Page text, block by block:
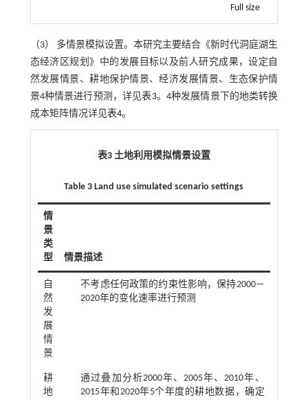
Full size
（3） 多情景模拟设置。本研究主要结合《新时代洞庭湖生
态经济区规划》中的发展目标以及前人研究成果，设定自
然发展情景、耕地保护情景、经济发展情景、生态保护情
景4种情景进行预测，详见表3。4种发展情景下的地类转换
成本矩阵情况详见表4。
表3 土地利用模拟情景设置
Table 3 Land use simulated scenario settings
情
景
类
型
情景描述
自
然
发
展
情
景
不考虑任何政策的约束性影响，保持2000—
2020年的变化速率进行预测
耕
地
通过叠加分析2000年、2005年、2010年、
2015年和2020年5个年度的耕地数据，确定